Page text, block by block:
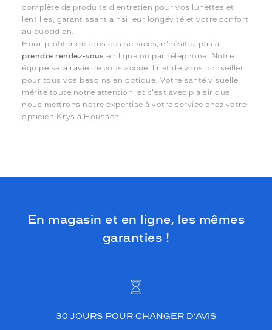
complète de produits d'entretien pour vos lunettes et
lentilles, garantissant ainsi leur longévité et votre confort
au quotidien.
Pour profiter de tous ces services, n'hésitez pas à
prendre rendez-vous en ligne ou par téléphone. Notre
équipe sera ravie de vous accueillir et de vous conseiller
pour tous vos besoins en optique. Votre santé visuelle
mérite toute notre attention, et c'est avec plaisir que
nous mettrons notre expertise à votre service chez votre
opticien Krys à Houssen.
En magasin et en ligne, les mêmes
garanties !
30 JOURS POUR CHANGER D’AVIS